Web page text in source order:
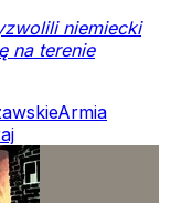
niemiecki
na terenie
Armia